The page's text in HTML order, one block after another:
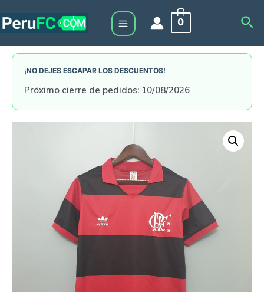
to
Main
Menu
0
¡NO DEJES ESCAPAR LOS DESCUENTOS!
Próximo cierre de pedidos: 10/08/2026